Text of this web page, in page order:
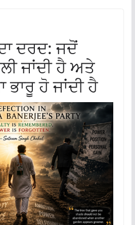
ਦਰਦ: ਜਦੋਂ
ਜਾਂਦੀ ਹੈ ਅਤੇ
ਭਾਰੂ ਹੋ ਜਾਂਦੀ ਹੈ